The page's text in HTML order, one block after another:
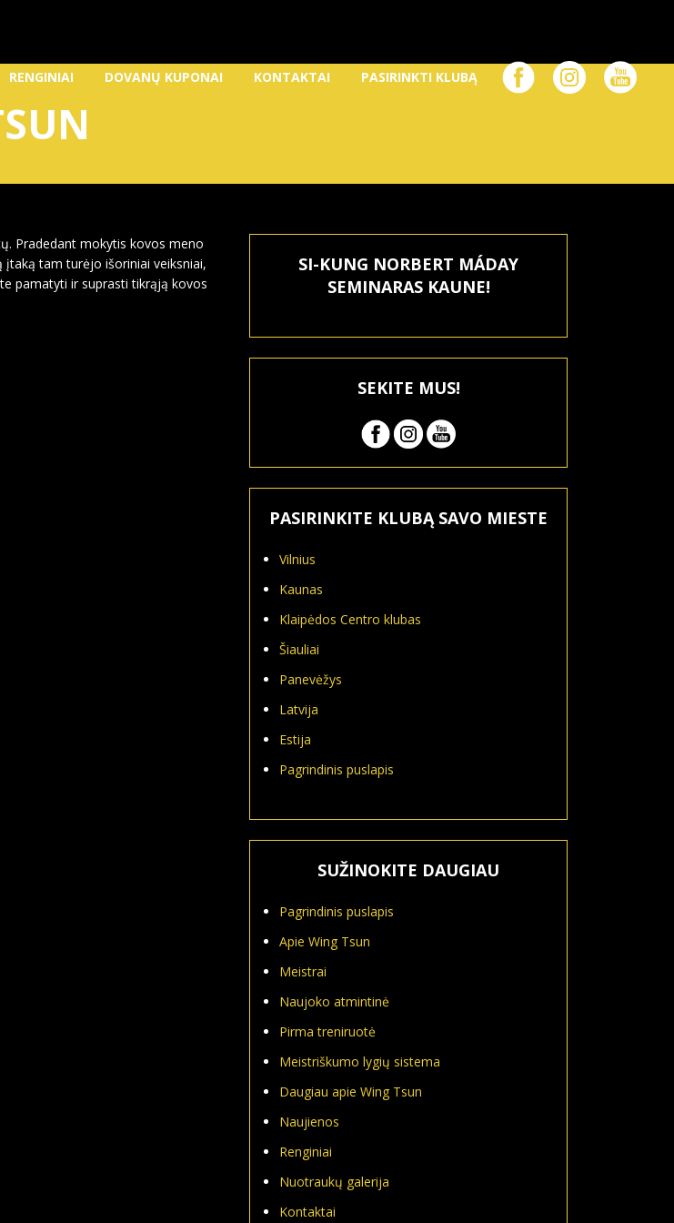
RENGINIAI DOVANŲ KUPONAI KONTAKTAI PASIRINKTI KLUBĄ
Pradedant mokytis kovos meno
tam turėjo išoriniai veiksniai,
pamatyti ir suprasti tikrąją kovos
SI-KUNG NORBERT MÁDAY
SEMINARAS KAUNE!
SEKITE MUS!
PASIRINKITE KLUBĄ SAVO MIESTE
Vilnius
Kaunas
Klaipėdos Centro klubas
Šiauliai
Panevėžys
Latvija
Estija
Pagrindinis puslapis
SUŽINOKITE DAUGIAU
Pagrindinis puslapis
Apie Wing Tsun
Meistrai
Naujoko atmintinė
Pirma treniruotė
Meistriškumo lygių sistema
Daugiau apie Wing Tsun
Naujienos
Renginiai
Nuotraukų galerija
Kontaktai